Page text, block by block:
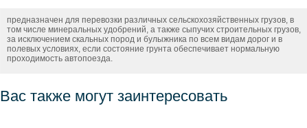
предназначен для перевозки различных сельскохозяйственных грузов, в
том числе минеральных удобрений, а также сыпучих строительных грузов,
за исключением скальных пород и булыжника по всем видам дорог и в
полевых условиях, если состояние грунта обеспечивает нормальную
проходимость автопоезда.
Вас также могут заинтересовать